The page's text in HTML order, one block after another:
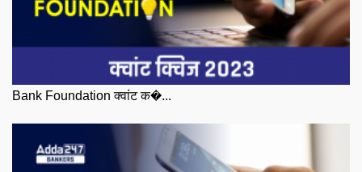
Bank Foundation क्वांट क�...